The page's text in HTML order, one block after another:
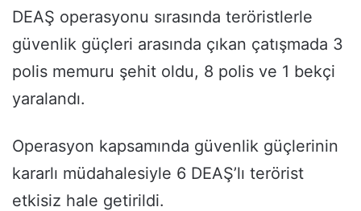
DEAŞ operasyonu sırasında teröristlerle
güvenlik güçleri arasında çıkan çatışmada 3
polis memuru şehit oldu, 8 polis ve 1 bekçi
yaralandı.
Operasyon kapsamında güvenlik güçlerinin
kararlı müdahalesiyle 6 DEAŞ’lı terörist
etkisiz hale getirildi.